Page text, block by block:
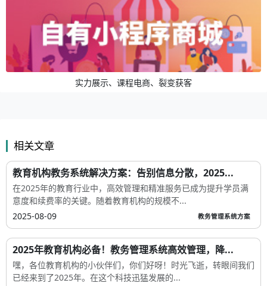
实力展示、课程电商、裂变获客
相关文章
教育机构教务系统解决方案：告别信息分散，2025...
在2025年的教育行业中，高效管理和精准服务已成为提升学员满
意度和续费率的关键。随着教育机构的规模不...
2025-08-09
教务管理系统方案
2025年教育机构必备！教务管理系统高效管理，降...
嘿，各位教育机构的小伙伴们，你们好呀！时光飞逝，转眼间我们
已经来到了2025年。在这个科技迅猛发展的...